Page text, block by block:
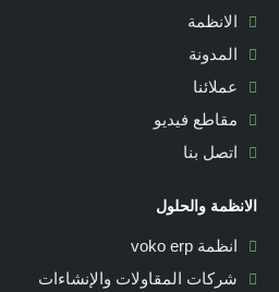
الانظمة
المدونة
عملائنا
مقاطع فيديو
اتصل بنا
الانظمة والحلول
انظمة voko erp
شركات المقاولات والإنشاءات